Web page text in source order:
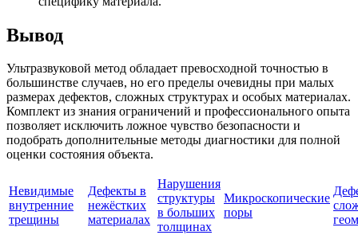
Вывод
Ультразвуковой метод обладает превосходной точностью в
большинстве случаев, но его пределы очевидны при малых
размерах дефектов, сложных структурах и особых материалах.
Комплект из знания ограничений и профессионального опыта
позволяет исключить ложное чувство безопасности и
подобрать дополнительные методы диагностики для полной
оценки состояния объекта.
Невидимые
внутренние
трещины
Дефекты в
нежёстких
материалах
Нарушения
структуры
в больших
толщинах
Микроскопические
поры